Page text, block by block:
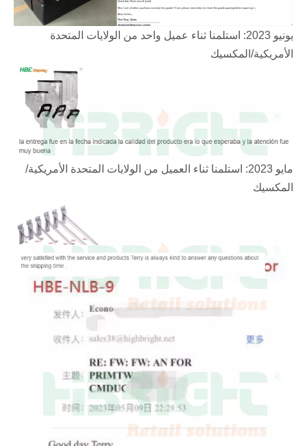
يونيو 2023: استلمنا ثناء عميل واحد من الولايات المتحدة
الأمريكية/المكسيك
مايو 2023: استلمنا ثناء العميل من الولايات المتحدة الأمريكية/
المكسيك